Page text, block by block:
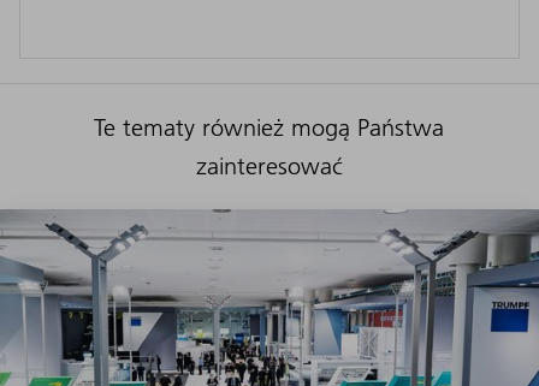
Te tematy również mogą Państwa
zainteresować